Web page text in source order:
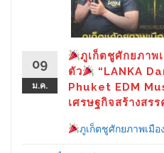
09
ม.ค.
ภูเก็ตชูศักยภาพ
ตัว
“LANKA
Phuket EDM
เศรษฐกิจสร้างสร
ภูเก็ตชูศักยภาพเมือ